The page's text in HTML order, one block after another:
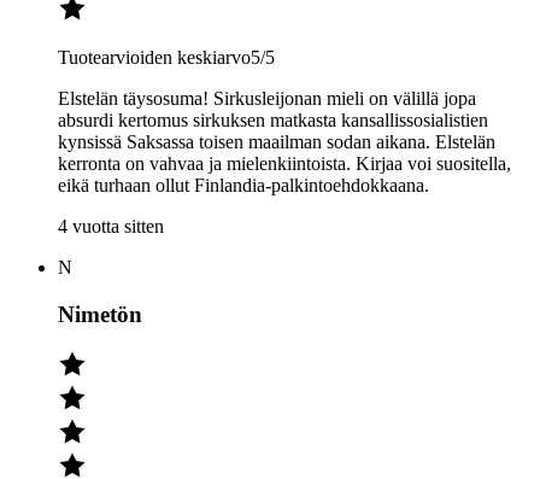
Tuotearvioiden keskiarvo5/5
Elstelän täysosuma! Sirkusleijonan mieli on välillä jopa
absurdi kertomus sirkuksen matkasta kansallissosialistien
kynsissä Saksassa toisen maailman sodan aikana. Elstelän
kerronta on vahvaa ja mielenkiintoista. Kirjaa voi suositella,
eikä turhaan ollut Finlandia-palkintoehdokkaana.
4 vuotta sitten
N
Nimetön